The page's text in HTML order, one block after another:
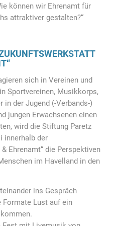
können wir Ehrenamt für
attraktiver gestalten?“
sich in Vereinen und
Sportvereinen, Musikkorps,
in der Jugend (-Verbands-)
jungen Erwachsenen einen
wird die Stiftung Paretz
innerhalb der
Ehrenamt“ die Perspektiven
im Havelland in den
ins Gespräch
Formate Lust auf ein